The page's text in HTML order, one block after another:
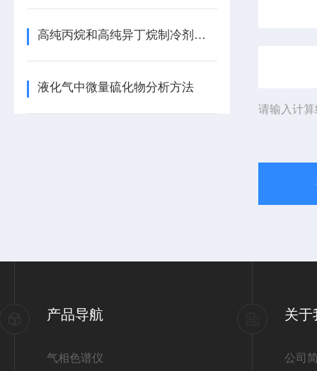
高纯丙烷和高纯异丁烷制冷剂纯度测定气相色谱法
液化气中微量硫化物分析方法
请输入计
产品导航
气相色谱仪
关于
公司